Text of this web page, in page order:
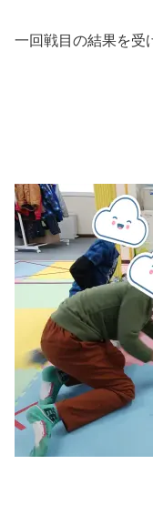
一回戦目の結果を受